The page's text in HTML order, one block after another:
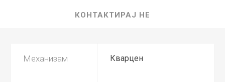
КОНТАКТИРАЈ НЕ
Механизам Кварцен